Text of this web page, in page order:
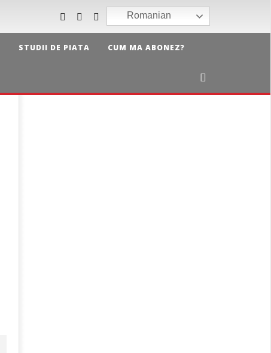
Romanian
STUDII DE PIATA CUM MA ABONEZ?